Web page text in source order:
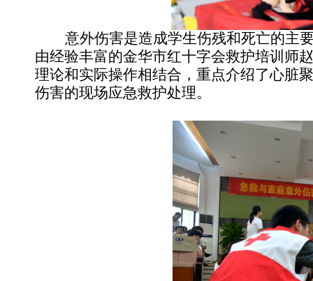
意外伤害是造成学生伤残和死亡的主
由经验丰富的金华市红十字会救护培训师
理论和实际操作相结合，重点介绍了心脏
伤害的现场应急救护处理。